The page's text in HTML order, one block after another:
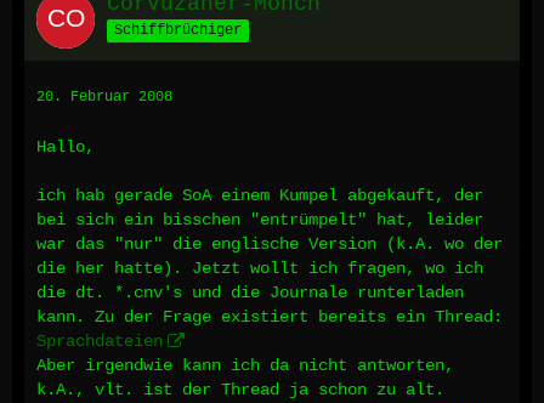
Schiffbrüchiger
20. Februar 2008
Hallo,
ich hab gerade SoA einem Kumpel abgekauft, der
bei sich ein bisschen "entrümpelt" hat, leider
war das "nur" die englische Version (k.A. wo der
die her hatte). Jetzt wollt ich fragen, wo ich
die dt. *.cnv's und die Journale runterladen
kann. Zu der Frage existiert bereits ein Thread:
Sprachdateien
Aber irgendwie kann ich da nicht antworten,
k.A., vlt. ist der Thread ja schon zu alt.